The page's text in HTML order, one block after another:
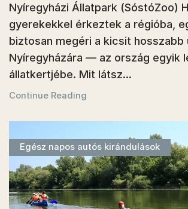
Nyíregyházi Állatpark (SóstóZoo)
gyerekekkel érkeztek a régióba,
biztosan megéri a kicsit hosszabb
Nyíregyházára — az ország egyik
állatkertjébe. Mit látsz...
Continue Reading
Egész napos autós kirándulások